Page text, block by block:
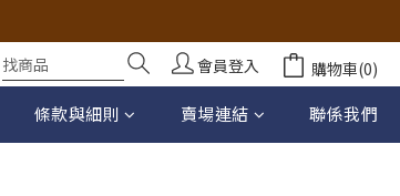
會員登入 購物車(0)
條款與細則 賣場連結 聯係我們
立即購買